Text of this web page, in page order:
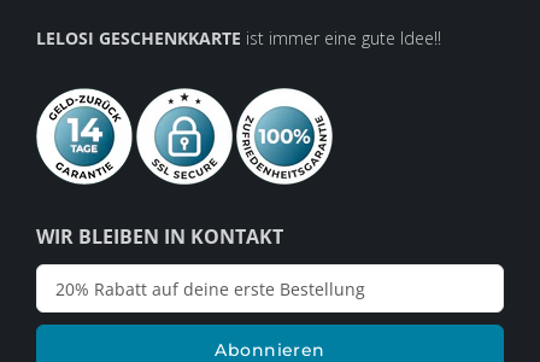
WIR BLEIBEN IN KONTAKT
Abonnieren
LELOSI GESCHENKKARTE ist immer eine gute Idee!!